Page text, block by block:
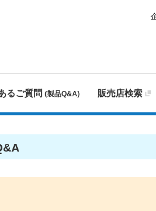
るご質問 (製品Q&A) 販売店検索